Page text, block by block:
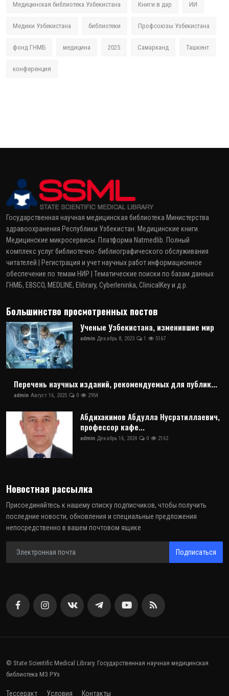
Медицинская библиотека Узбекистана Книги в дар ИИ
Медики Узбекистана библиотеки Профсоюзы Узбекистана
фонд ГНМБ медицина 2025 Самарканд Ташкент
конференция
Государственная научная медицинская библиотека Министерства
здравоохранения Республики Узбекистан. Медицинские книги.
Медицинские микросервисы. Платформа Natmedlib. Полный
комплекс услуг библиотечно- библиографического обслуживания
читателей | Регистрация и учет научных работ информационное
обеспечение по темам НИР | Тематические поиски по базам данных
ГНМБ, EBSCO, MEDLINE, Elibrary, Cyberleninka, ClinicalKey и д.р.
Большинство просмотренных постов
Ученые Узбекистана, изменившие мир
admin Декабрь 8, 2023 1 5167
Перечень научных изданий, рекомендуемых для публик...
admin Август 16, 2025 0 2954
Абдихакимов Абдулла Нусратиллаевич,
профессор кафе...
admin Декабрь 16, 2024 0 2162
Новостная рассылка
Присоединяйтесь к нашему списку подписчиков, чтобы получить
последние новости, обновления и специальные предложения
непосредственно в вашем почтовом ящике
Подписаться
© State Scientific Medical Library. Государственная научная медицинская
библиотека МЗ РУз
Тессеракт Условия Контакты